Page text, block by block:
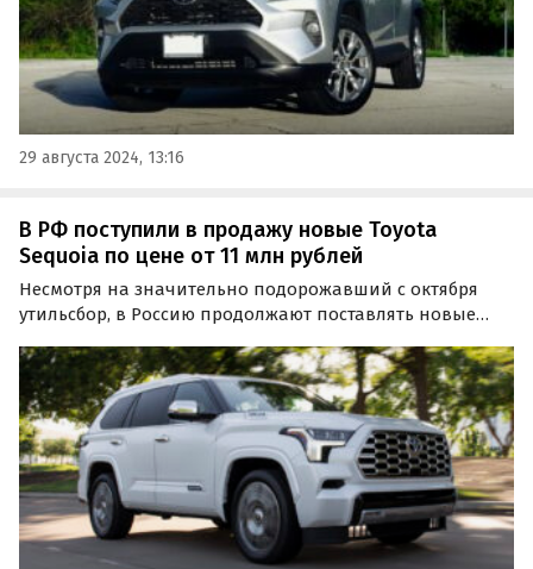
29 августа 2024, 13:16
В РФ поступили в продажу новые Toyota
Sequoia по цене от 11 млн рублей
Несмотря на значительно подорожавший с октября
утильсбор, в Россию продолжают поставлять новые
крупнейших классифайдах за последний месяц
выросли и теперь начинаются от 10 980 000 рублей,
пишут…